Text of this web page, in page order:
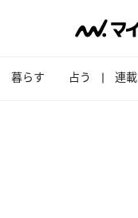
暮らす 占う 連載